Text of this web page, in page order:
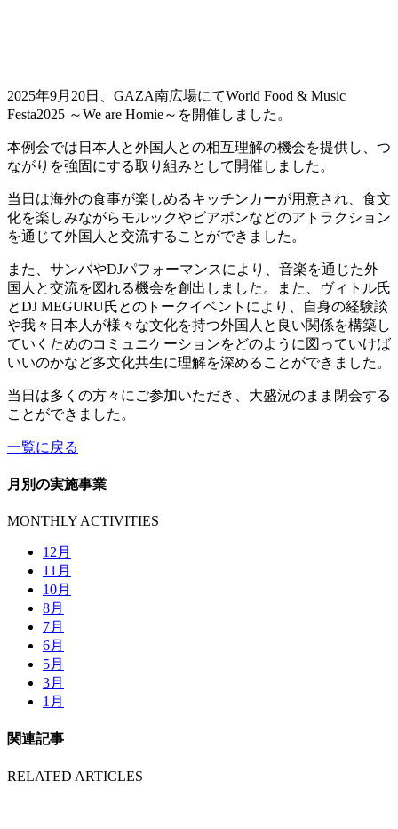
2025年9月20日、GAZA南広場にてWorld Food & Music
Festa2025 ～We are Homie～を開催しました。
本例会では日本人と外国人との相互理解の機会を提供し、つ
ながりを強固にする取り組みとして開催しました。
当日は海外の食事が楽しめるキッチンカーが用意され、食文
化を楽しみながらモルックやビアポンなどのアトラクション
を通じて外国人と交流することができました。
また、サンバやDJパフォーマンスにより、音楽を通じた外
国人と交流を図れる機会を創出しました。また、ヴィトル氏
とDJ MEGURU氏とのトークイベントにより、自身の経験談
や我々日本人が様々な文化を持つ外国人と良い関係を構築し
ていくためのコミュニケーションをどのように図っていけば
いいのかなど多文化共生に理解を深めることができました。
当日は多くの方々にご参加いただき、大盛況のまま閉会する
ことができました。
一覧に戻る
月別の実施事業
MONTHLY ACTIVITIES
12月
11月
10月
8月
7月
6月
5月
3月
1月
関連記事
RELATED ARTICLES